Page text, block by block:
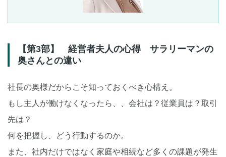
【第3部】 経営者夫人の心得 サラリーマンの
奥さんとの違い
社長の奥様だからこそ知っておくべき心構え。
もし主人が働けなくなったら、、会社は？従業員は？取引
先は？
何を把握し、どう行動するのか。
また、社内だけではなく家庭や相続など多くの課題が発生